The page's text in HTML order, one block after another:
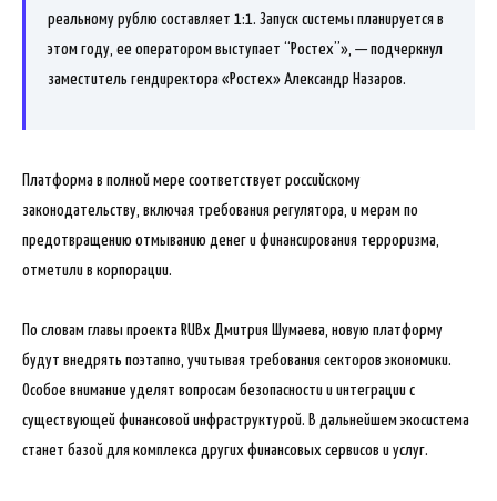
реальному рублю составляет 1:1. Запуск системы планируется в
этом году, ее оператором выступает “Ростех”», — подчеркнул
заместитель гендиректора «Ростех» Александр Назаров.
Платформа в полной мере соответствует российскому
законодательству, включая требования регулятора, и мерам по
предотвращению отмыванию денег и финансирования терроризма,
отметили в корпорации.
По словам главы проекта RUBx Дмитрия Шумаева, новую платформу
будут внедрять поэтапно, учитывая требования секторов экономики.
Особое внимание уделят вопросам безопасности и интеграции с
существующей финансовой инфраструктурой. В дальнейшем экосистема
станет базой для комплекса других финансовых сервисов и услуг.